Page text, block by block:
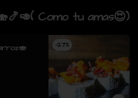
Como tu amas😍)
-27%